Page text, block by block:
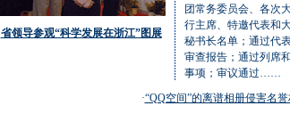
省领导参观“科学发展在浙江”图展
团常务委员会、各次
行主席、特邀代表和
秘书长名单；通过代
审查报告；通过列席
事项；审议通过……
“QQ空间”的离谱相册侵害名誉权